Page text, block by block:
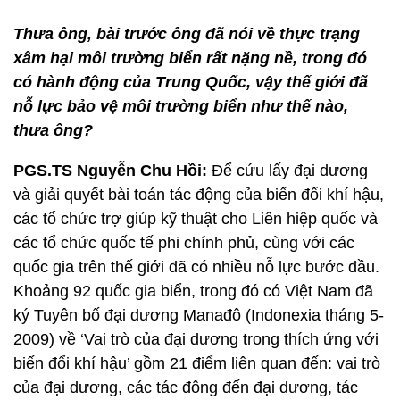
Thưa ông, bài trước ông đã nói về thực trạng
xâm hại môi trường biển rất nặng nề, trong đó
có hành động của Trung Quốc, vậy thế giới đã
nỗ lực bảo vệ môi trường biển như thế nào,
thưa ông?
PGS.TS Nguyễn Chu Hồi: Để cứu lấy đại dương
và giải quyết bài toán tác động của biến đổi khí hậu,
các tổ chức trợ giúp kỹ thuật cho Liên hiệp quốc và
các tổ chức quốc tế phi chính phủ, cùng với các
quốc gia trên thế giới đã có nhiều nỗ lực bước đầu.
Khoảng 92 quốc gia biển, trong đó có Việt Nam đã
ký Tuyên bố đại dương Manađô (Indonexia tháng 5-
2009) về ‘Vai trò của đại dương trong thích ứng với
biến đổi khí hậu’ gồm 21 điểm liên quan đến: vai trò
của đại dương, các tác đông đến đại dương, tác